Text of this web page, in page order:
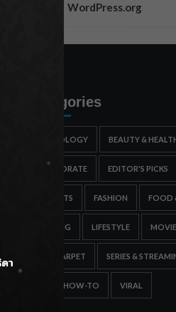
WordPress.org
Categories
ASTROLOGY BEAUTY &
CORPORATE EDITOR'S PICKS
ESPORTS FASHION FOOD
GAMING LIFESTYLE
RED CARPET SERIES &
TIPS & HOW-TO VIRAL